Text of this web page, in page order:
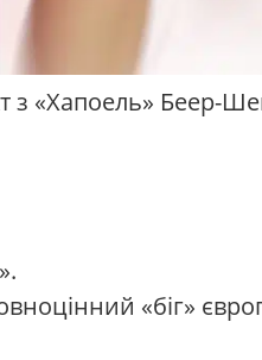
з «Хапоель» Беер-
«біг»